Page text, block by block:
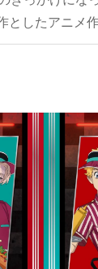
したアニメ